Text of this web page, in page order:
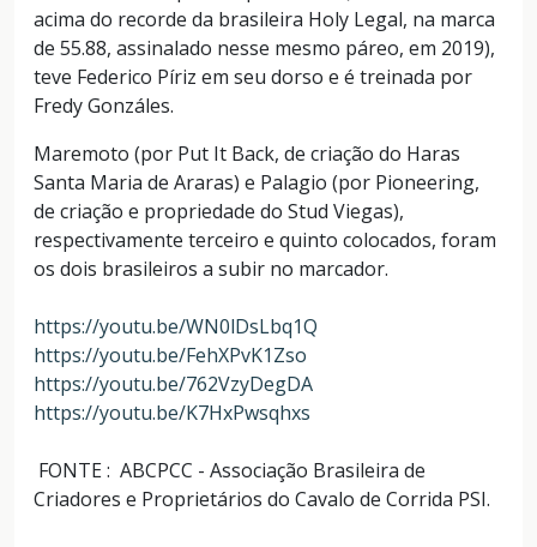
acima do recorde da brasileira Holy Legal, na marca
de 55.88, assinalado nesse mesmo páreo, em 2019),
teve Federico Píriz em seu dorso e é treinada por
Fredy Gonzáles.
Maremoto (por Put It Back, de criação do Haras
Santa Maria de Araras) e Palagio (por Pioneering,
de criação e propriedade do Stud Viegas),
respectivamente terceiro e quinto colocados, foram
os dois brasileiros a subir no marcador.
https://youtu.be/WN0lDsLbq1Q
https://youtu.be/FehXPvK1Zso
https://youtu.be/762VzyDegDA
https://youtu.be/K7HxPwsqhxs
FONTE : ABCPCC - Associação Brasileira de
Criadores e Proprietários do Cavalo de Corrida PSI.